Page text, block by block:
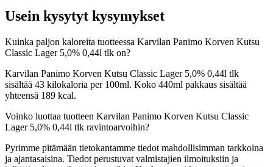
Usein kysytyt kysymykset
Kuinka paljon kaloreita tuotteessa Karvilan Panimo Korven Kutsu
Classic Lager 5,0% 0,44l tlk on?
Karvilan Panimo Korven Kutsu Classic Lager 5,0% 0,44l tlk
sisältää 43 kilokaloria per 100ml. Koko 440ml pakkaus sisältää
yhteensä 189 kcal.
Voinko luottaa tuotteen Karvilan Panimo Korven Kutsu Classic
Lager 5,0% 0,44l tlk ravintoarvoihin?
Pyrimme pitämään tietokantamme tiedot mahdollisimman tarkkoina
ja ajantasaisina. Tiedot perustuvat valmistajien ilmoituksiin ja